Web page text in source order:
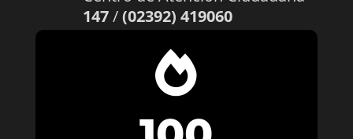
147/(02392) 419060
